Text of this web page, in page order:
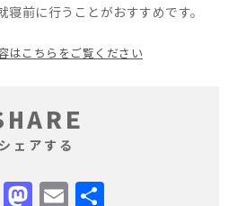
前に行うことがおすすめです。
はこちらをご覧ください
シェアする
Facebook
Mastodon
Email